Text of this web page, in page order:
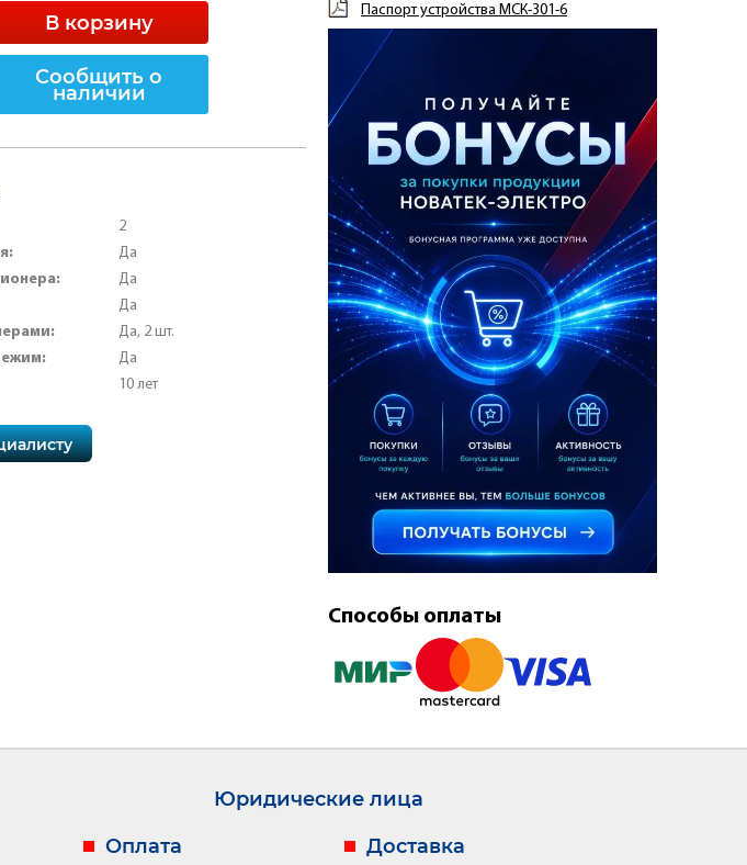
В корзину
Сообщить о
наличии
2
Да
Да
Да
Да, 2 шт.
Да
10 лет
Паспорт устройства МСК-301-6
Способы оплаты
Юридические лица
Оплата
Доставка